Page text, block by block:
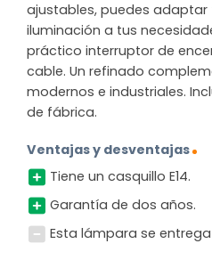
ajustables, puedes
iluminación a tus
práctico interruptor de
cable. Un refinado
modernos e industriales.
de fábrica.
Ventajas y desventajas
Tiene un casquillo E14.
Garantía de dos años.
Esta lámpara se